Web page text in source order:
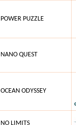
POWER PUZZLE
NANO QUEST
OCEAN ODYSSEY
NO LIMITS